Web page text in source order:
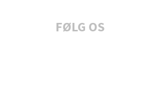
FØLG OS